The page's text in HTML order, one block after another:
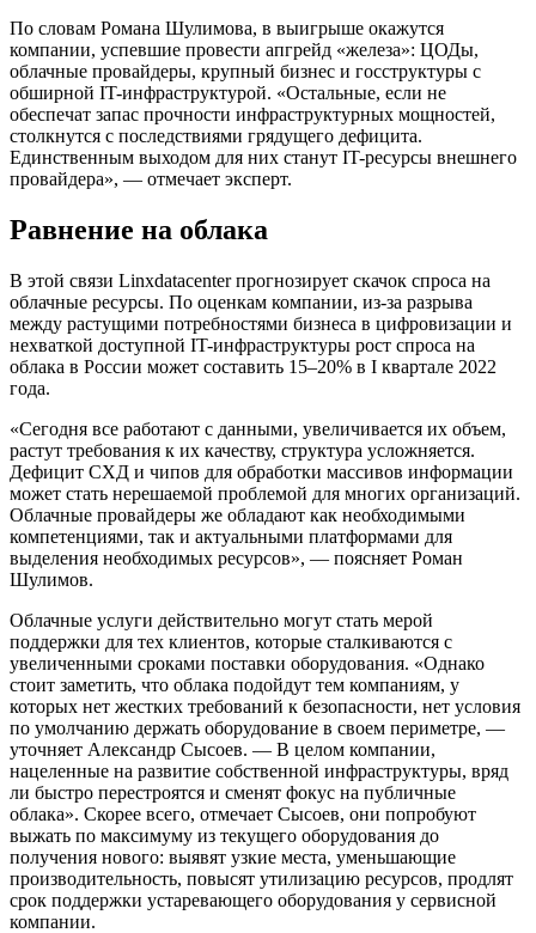
По словам Романа Шулимова, в выигрыше окажутся
компании, успевшие провести апгрейд «железа»: ЦОДы,
облачные провайдеры, крупный бизнес и госструктуры с
обширной IT-инфраструктурой. «Остальные, если не
обеспечат запас прочности инфраструктурных мощностей,
столкнутся с последствиями грядущего дефицита.
Единственным выходом для них станут IT-ресурсы внешнего
провайдера», — отмечает эксперт.
Равнение на облака
В этой связи Linxdatacenter прогнозирует скачок спроса на
облачные ресурсы. По оценкам компании, из-за разрыва
между растущими потребностями бизнеса в цифровизации и
нехваткой доступной IT-инфраструктуры рост спроса на
облака в России может составить 15–20% в I квартале 2022
года.
«Сегодня все работают с данными, увеличивается их объем,
растут требования к их качеству, структура усложняется.
Дефицит СХД и чипов для обработки массивов информации
может стать нерешаемой проблемой для многих организаций.
Облачные провайдеры же обладают как необходимыми
компетенциями, так и актуальными платформами для
выделения необходимых ресурсов», — поясняет Роман
Шулимов.
Облачные услуги действительно могут стать мерой
поддержки для тех клиентов, которые сталкиваются с
увеличенными сроками поставки оборудования. «Однако
стоит заметить, что облака подойдут тем компаниям, у
которых нет жестких требований к безопасности, нет условия
по умолчанию держать оборудование в своем периметре, —
уточняет Александр Сысоев. — В целом компании,
нацеленные на развитие собственной инфраструктуры, вряд
ли быстро перестроятся и сменят фокус на публичные
облака». Скорее всего, отмечает Сысоев, они попробуют
выжать по максимуму из текущего оборудования до
получения нового: выявят узкие места, уменьшающие
производительность, повысят утилизацию ресурсов, продлят
срок поддержки устаревающего оборудования у сервисной
компании.